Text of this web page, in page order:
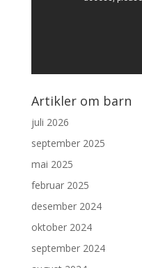
Artikler om barn
juli 2026
september 2025
mai 2025
februar 2025
desember 2024
oktober 2024
september 2024